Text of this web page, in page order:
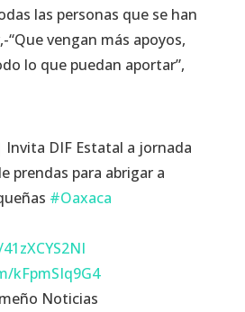
las personas que se han
“Que vengan más apoyos,
lo que puedan aportar”,
Invita DIF Estatal a jornada
prendas para abrigar a
#Oaxaca
kFpmSIq9G4
Noticias